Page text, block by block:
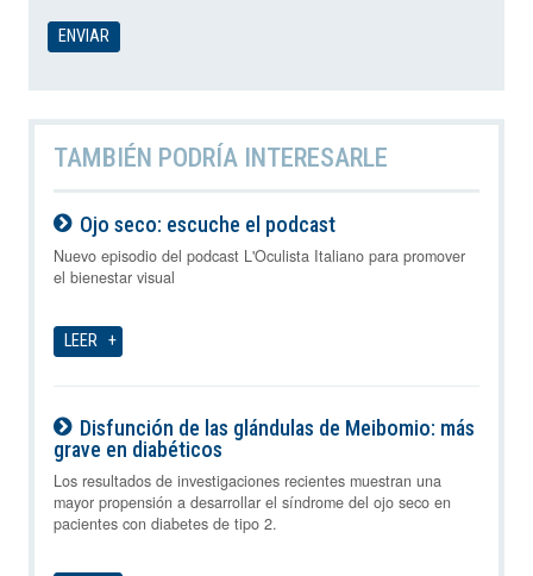
TAMBIÉN PODRÍA INTERESARLE
Ojo seco: escuche el podcast
09-08-2026
Nuevo episodio del podcast L'Oculista Italiano para promover
el bienestar visual
LEER
Disfunción de las glándulas de Meibomio: más
grave en diabéticos
09-08-2026
Los resultados de investigaciones recientes muestran una
mayor propensión a desarrollar el síndrome del ojo seco en
pacientes con diabetes de tipo 2.